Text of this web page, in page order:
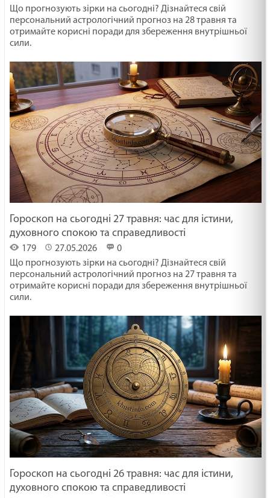
Що прогнозують зірки на сьогодні? Дізнайтеся свій
персональний астрологічний прогноз на 28 травня та
отримайте корисні поради для збереження внутрішньої
сили.
Гороскоп на сьогодні 27 травня: час для істини,
духовного спокою та справедливості
179 27.05.2026
0
Що прогнозують зірки на сьогодні? Дізнайтеся свій
персональний астрологічний прогноз на 27 травня та
отримайте корисні поради для збереження внутрішньої
сили.
Гороскоп на сьогодні 26 травня: час для істини,
духовного спокою та справедливості